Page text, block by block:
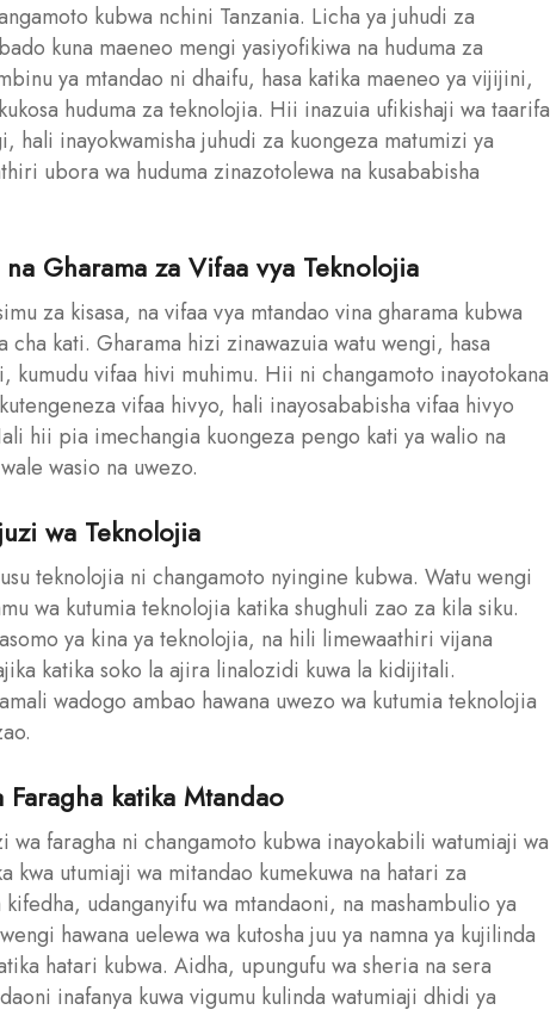
kubwa nchini Tanzania. Licha ya juhudi za
kuna maeneo mengi yasiyofikiwa na huduma za
ya mtandao ni dhaifu, hasa katika maeneo ya vijijini,
huduma za teknolojia. Hii inazuia ufikishaji wa taarifa
hali inayokwamisha juhudi za kuongeza matumizi ya
ubora wa huduma zinazotolewa na kusababisha
Gharama za Vifaa vya Teknolojia
za kisasa, na vifaa vya mtandao vina gharama kubwa
cha kati. Gharama hizi zinawazuia watu wengi, hasa
kumudu vifaa hivi muhimu. Hii ni changamoto inayotokana
vifaa hivyo, hali inayosababisha vifaa hivyo
hii pia imechangia kuongeza pengo kati ya walio na
wasio na uwezo.
wa Teknolojia
teknolojia ni changamoto nyingine kubwa. Watu wengi
wa kutumia teknolojia katika shughuli zao za kila siku.
ya kina ya teknolojia, na hili limewaathiri vijana
katika soko la ajira linalozidi kuwa la kidijitali.
wadogo ambao hawana uwezo wa kutumia teknolojia
katika Mtandao
wa faragha ni changamoto kubwa inayokabili watumiaji wa
kwa utumiaji wa mitandao kumekuwa na hatari za
udanganyifu wa mtandaoni, na mashambulio ya
hawana uelewa wa kutosha juu ya namna ya kujilinda
hatari kubwa. Aidha, upungufu wa sheria na sera
inafanya kuwa vigumu kulinda watumiaji dhidi ya